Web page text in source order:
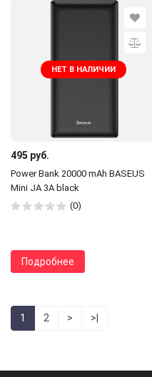
НЕТ В НАЛИЧИИ
495 руб.
Power Bank 20000 mAh BASEUS
Mini JA 3A black
(0)
Подробнее
1 2 > >|